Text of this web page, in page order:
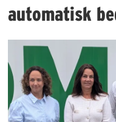
automatisk